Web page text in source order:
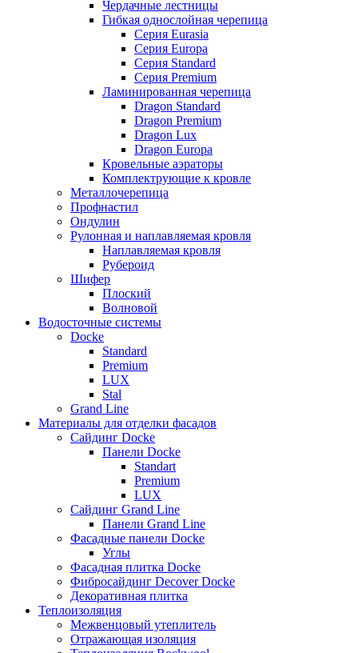
Чердачные лестницы
Гибкая однослойная черепица
Серия Eurasia
Серия Europa
Серия Standard
Серия Premium
Ламинированная черепица
Dragon Standard
Dragon Premium
Dragon Lux
Dragon Europa
Кровельные аэраторы
Комплектрующие к кровле
Металлочерепица
Профнастил
Ондулин
Рулонная и наплавляемая кровля
Наплавляемая кровля
Рубероид
Шифер
Плоский
Волновой
Водосточные системы
Docke
Standard
Premium
LUX
Stal
Grand Line
Материалы для отделки фасадов
Сайдинг Docke
Панели Docke
Standart
Premium
LUX
Сайдинг Grand Line
Панели Grand Line
Фасадные панели Docke
Углы
Фасадная плитка Docke
Фибросайдинг Decover Docke
Декоративная плитка
Теплоизоляция
Межвенцовый утеплитель
Отражающая изоляция